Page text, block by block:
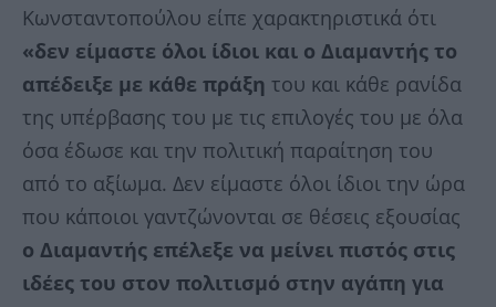
Κωνσταντοπούλου είπε χαρακτηριστικά ότι
«δεν είμαστε όλοι ίδιοι και ο Διαμαντής το
απέδειξε με κάθε πράξη του και κάθε ρανίδα
της υπέρβασης του με τις επιλογές του με όλα
όσα έδωσε και την πολιτική παραίτηση του
από το αξίωμα. Δεν είμαστε όλοι ίδιοι την ώρα
που κάποιοι γαντζώνονται σε θέσεις εξουσίας
ο Διαμαντής επέλεξε να μείνει πιστός στις
ιδέες του στον πολιτισμό στην αγάπη για